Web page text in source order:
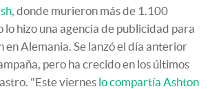
, donde murieron más de 1.100
lo hizo una agencia de publicidad para
en Alemania. Se lanzó el día anterior
pero ha crecido en los últimos
"Este viernes lo compartía Ashton